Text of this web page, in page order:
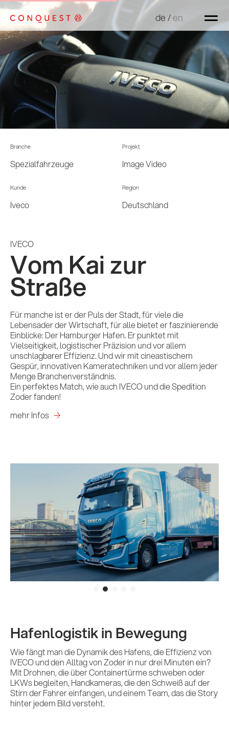
de/en
de/en
Branche
Spezialfahrzeuge
Projekt
Image Video
Kunde
Iveco
Region
Deutschland
IVECO
Vom Kai zur
Straße
Für manche ist er der Puls der Stadt, für viele die
Lebensader der Wirtschaft, für alle bietet er faszinierende
Einblicke: Der Hamburger Hafen. Er punktet mit
Vielseitigkeit, logistischer Präzision und vor allem
unschlagbarer Effizienz. Und wir mit cineastischem
Gespür, innovativen Kameratechniken und vor allem jeder
Menge Branchenverständnis.
Ein perfektes Match, wie auch IVECO und die Spedition
Zoder fanden!
mehr Infos
Hafenlogistik in Bewegung
Wie fängt man die Dynamik des Hafens, die Effizienz von
IVECO und den Alltag von Zoder in nur drei Minuten ein?
Mit Drohnen, die über Containertürme schweben oder
LKWs begleiten, Handkameras, die den Schweiß auf der
Stirn der Fahrer einfangen, und einem Team, das die Story
hinter jedem Bild versteht.